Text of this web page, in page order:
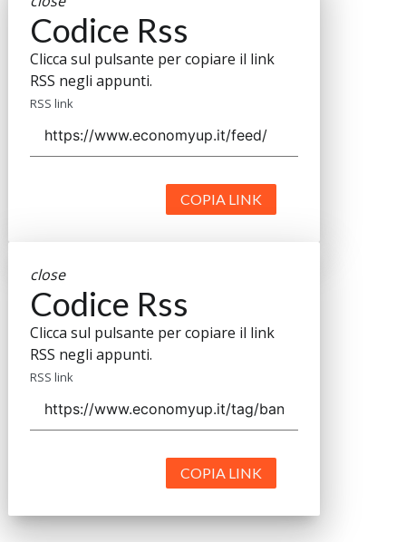
Codice Rss
Clicca sul pulsante per copiare il link
RSS negli appunti.
RSS link
COPIA LINK
close
Codice Rss
Clicca sul pulsante per copiare il link
RSS negli appunti.
RSS link
COPIA LINK